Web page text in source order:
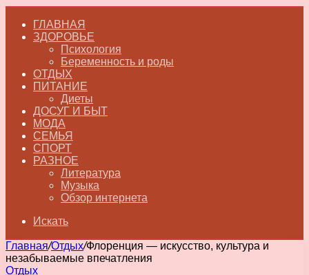
ГЛАВНАЯ
ЗДОРОВЬЕ
Психология
Беременность и роды
ОТДЫХ
ПИТАНИЕ
Диеты
ДОСУГ И БЫТ
МОДА
СЕМЬЯ
СПОРТ
РАЗНОЕ
Литература
Музыка
Обзор интернета
Искать
Главная/Отдых/Флоренция — искусство, культура и
незабываемые впечатления
Отдых